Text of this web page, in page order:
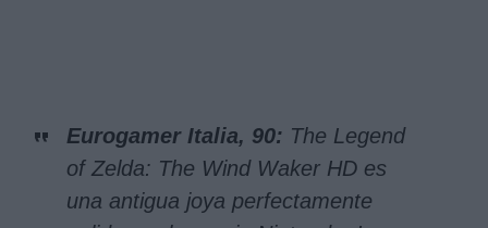
Eurogamer Italia, 90: The Legend
of Zelda: The Wind Waker HD es
una antigua joya perfectamente